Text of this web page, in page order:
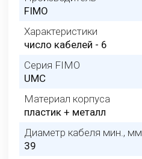
FIMO
Характеристики
число кабелей - 6
Серия FIMO
UMC
Материал корпуса
пластик + металл
Диаметр кабеля мин., мм
39